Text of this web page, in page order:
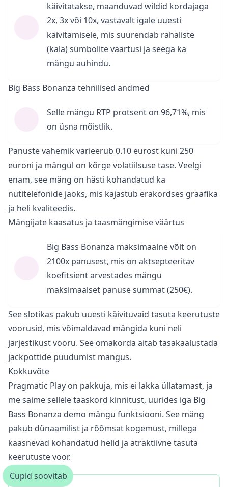
käivitatakse, maanduvad wildid kordajaga
2x, 3x või 10x, vastavalt igale uuesti
käivitamisele, mis suurendab rahaliste
(kala) sümbolite väärtusi ja seega ka
mängu auhindu.
Big Bass Bonanza tehnilised andmed
Selle mängu RTP protsent on 96,71%, mis
on üsna mõistlik.
Panuste vahemik varieerub 0.10 eurost kuni 250
euroni ja mängul on kõrge volatiilsuse tase. Veelgi
enam, see mäng on hästi kohandatud ka
nutitelefonide jaoks, mis kajastub erakordses graafika
ja heli kvaliteedis.
Mängijate kaasatus ja taasmängimise väärtus
Big Bass Bonanza maksimaalne võit on
2100x panusest, mis on aktsepteeritav
koefitsient arvestades mängu
maksimaalset panuse summat (250€).
See slotikas pakub uuesti käivituvaid tasuta keerutuste
voorusid, mis võimaldavad mängida kuni neli
järjestikust vooru. See omakorda aitab tasakaalustada
jackpottide puudumist mängus.
Kokkuvõte
Pragmatic Play on pakkuja, mis ei lakka üllatamast, ja
me saime sellele taaskord kinnitust, uurides iga Big
Bass Bonanza demo mängu funktsiooni. See mäng
pakub dünaamilist ja rõõmsat kogemust, millega
kaasnevad kohandatud helid ja atraktiivne tasuta
keerutuste voor.
Cupid soovitab